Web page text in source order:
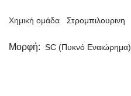
Χημική ομάδα Στρομπιλουρινη
Μορφή: SC (Πυκνό Εναιώρημα)